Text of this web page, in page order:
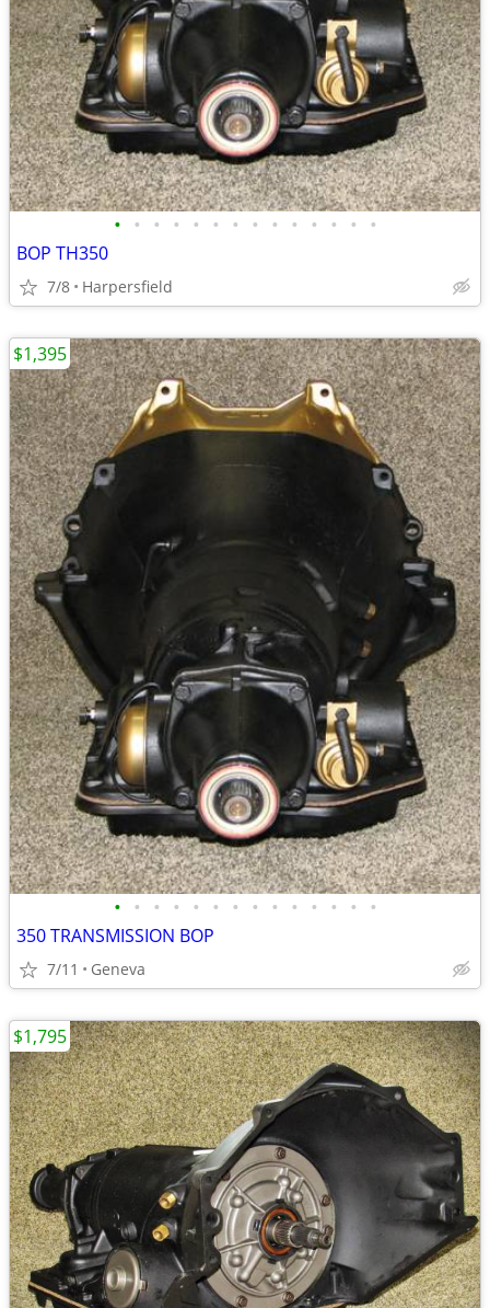
• • • • • • • • • • • • • •
BOP TH350
7/8 Harpersfield
• • • • • • • • • • • • • •
350 TRANSMISSION BOP
7/11 Geneva
$1,395
$1,795